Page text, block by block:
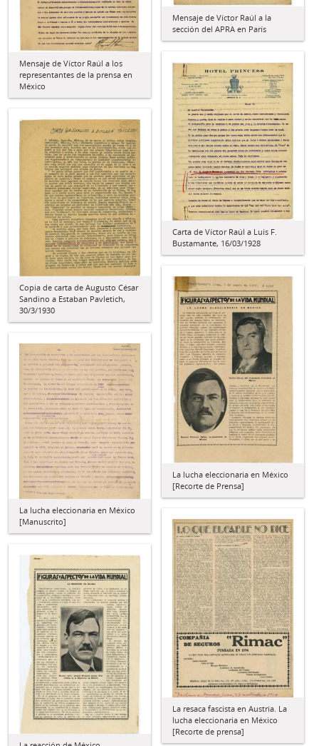
Mensaje de Víctor Raúl a la
sección del APRA en París
Mensaje de Víctor Raúl a los
representantes de la prensa en
México
Carta de Víctor Raúl a Luis F.
Bustamante, 16/03/1928
Copia de carta de Augusto César
Sandino a Estaban Pavletich,
30/3/1930
La lucha eleccionaria en México
[Recorte de Prensa]
La lucha eleccionaria en México
[Manuscrito]
La resaca fascista en Austria. La
lucha eleccionaria en México
[Recorte de prensa]